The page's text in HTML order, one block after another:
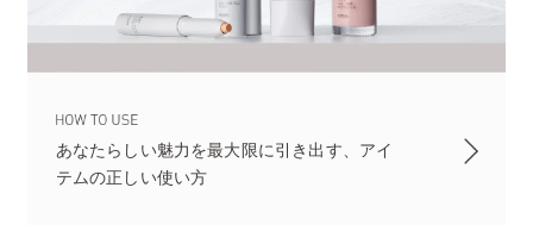
あなたらしい魅力を最大限に引き出す、アイ
テムの正しい使い方